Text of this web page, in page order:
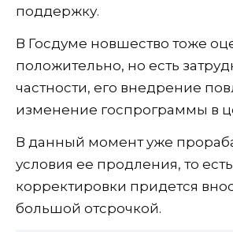
поддержку.
В Госдуме новшество тоже
положительно, но есть
частности, его внедрение
изменение госпрограммы в
В данный момент уже
условия ее продления, то
корректировки придется
большой отсрочкой.